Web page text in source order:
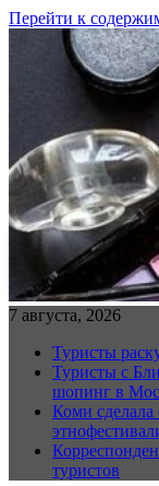
Перейти к
7 августа, 2026
Туристы
Туристы с
шопинг в
Коми сделала
туристов